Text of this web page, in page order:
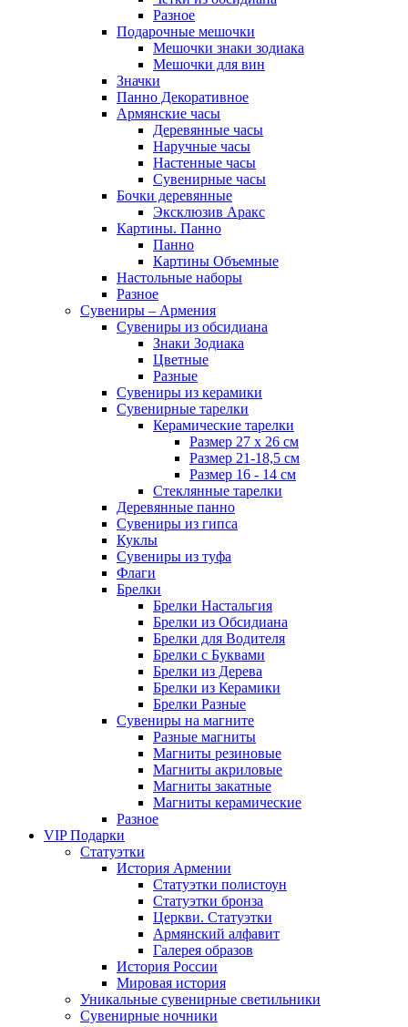
Разное
Подарочные мешочки
Мешочки знаки зодиака
Мешочки для вин
Значки
Панно Декоративное
Армянские часы
Деревянные часы
Наручные часы
Настенные часы
Сувенирные часы
Бочки деревянные
Эксклюзив Аракс
Картины. Панно
Панно
Картины Объемные
Настольные наборы
Разное
Сувениры – Армения
Сувениры из обсидиана
Знаки Зодиака
Цветные
Разные
Сувениры из керамики
Сувенирные тарелки
Керамические тарелки
Размер 27 х 26 см
Размер 21-18,5 см
Размер 16 - 14 см
Стеклянные тарелки
Деревянные панно
Сувениры из гипса
Куклы
Сувениры из туфа
Флаги
Брелки
Брелки Настальгия
Брелки из Обсидиана
Брелки для Водителя
Брелки с Буквами
Брелки из Дерева
Брелки из Керамики
Брелки Разные
Сувениры на магните
Разные магниты
Магниты резиновые
Магниты акриловые
Магниты закатные
Магниты керамические
Разное
VIP Подарки
Статуэтки
История Армении
Статуэтки полистоун
Статуэтки бронза
Церкви. Статуэтки
Армянский алфавит
Галерея образов
История России
Мировая история
Уникальные сувенирные светильники
Сувенирные ночники